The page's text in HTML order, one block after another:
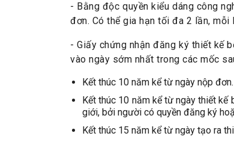
- Bằng độc quyền kiểu dáng công
đơn. Có thể gia hạn tối đa 2 lần, mỗi
- Giấy chứng nhận đăng ký thiết kế
vào ngày sớm nhất trong các mốc
Kết thúc 10 năm kể từ ngày nộp đơn.
Kết thúc 10 năm kể từ ngày thiết
giới, bởi người có quyền đăng ký
Kết thúc 15 năm kể từ ngày tạo ra